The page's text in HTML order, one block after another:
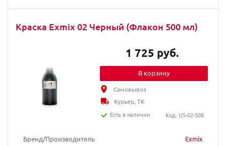
Краска Exmix 02 Черный (Флакон 500 мл)
Бренд/Производитель
Exmix
1 725 руб.
В корзину
Самовывоз
Курьер, ТК
Есть в наличии
Код: US-02-500